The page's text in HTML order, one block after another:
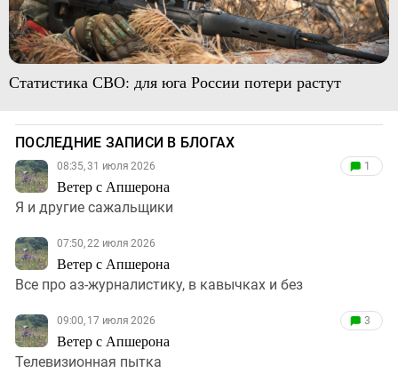
Статистика СВО: для юга России потери растут
ПОСЛЕДНИЕ ЗАПИСИ В БЛОГАХ
08:35, 31 июля 2026
Ветер с Апшерона
1
Я и другие сажальщики
07:50, 22 июля 2026
Ветер с Апшерона
Все про аз-журналистику, в кавычках и без
09:00, 17 июля 2026
Ветер с Апшерона
3
Телевизионная пытка